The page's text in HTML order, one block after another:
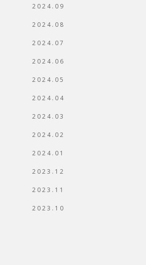
2024.09
2024.08
2024.07
2024.06
2024.05
2024.04
2024.03
2024.02
2024.01
2023.12
2023.11
2023.10